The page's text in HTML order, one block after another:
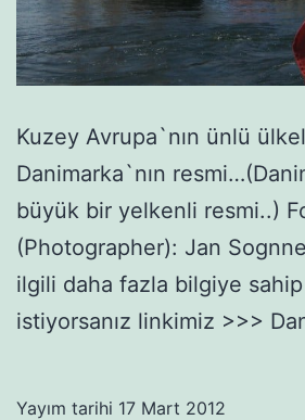
Kuzey Avrupa`nın ünlü
Danimarka`nın
büyük bir yelkenli resmi..)
(Photographer): Jan
ilgili daha fazla bilgiye
istiyorsanız linkimiz >>>
Yayım tarihi 17 Mart 2012